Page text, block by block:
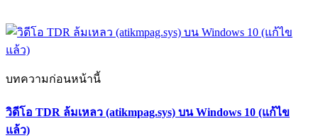
บทความก่อนหน้านี้
วิดีโอ TDR ล้มเหลว (atikmpag.sys) บน Windows 10 (แก้ไข
แล้ว)